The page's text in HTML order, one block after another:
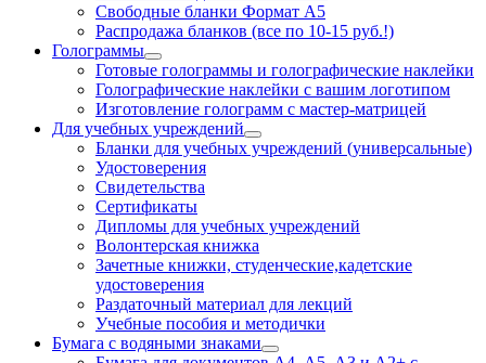
Свободные бланки Формат А5
Распродажа бланков (все по 10-15 руб.!)
Голограммы
Готовые голограммы и голографические наклейки
Голографические наклейки с вашим логотипом
Изготовление голограмм с мастер-матрицей
Для учебных учреждений
Бланки для учебных учреждений (универсальные)
Удостоверения
Свидетельства
Сертификаты
Дипломы для учебных учреждений
Волонтерская книжка
Зачетные книжки, студенческие,кадетские
удостоверения
Раздаточный материал для лекций
Учебные пособия и методички
Бумага с водяными знаками